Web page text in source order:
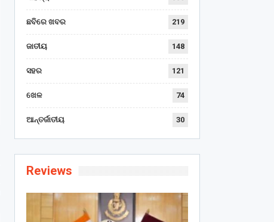
ଛବିରେ ଖବର 219
ଜାତୀୟ 148
ସହର 121
ଖେଳ 74
ଆନ୍ତର୍ଜାତୀୟ 30
Reviews